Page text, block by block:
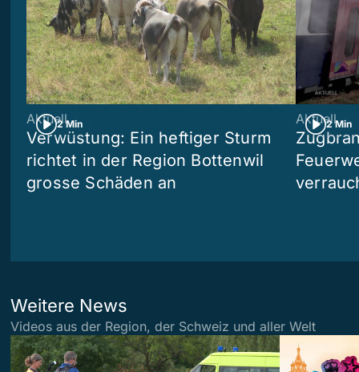
2 Min
Aktuell
Verwüstung: Ein heftiger Sturm
richtet in der Region Bottenwil
grosse Schäden an
2 Min
Aktuell
Weitere News
Videos aus der Region, der Schweiz und aller Welt